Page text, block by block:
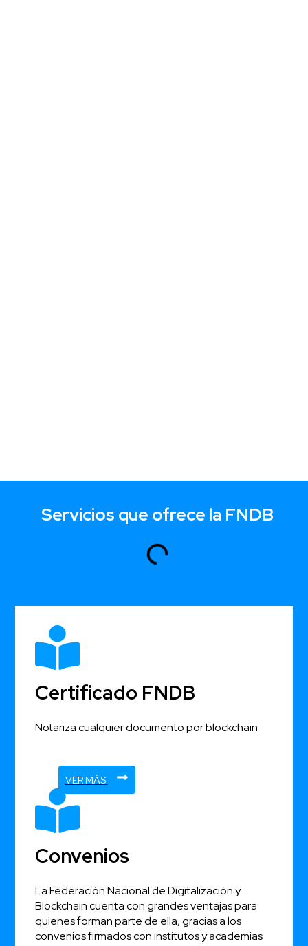
Servicios que ofrece la FNDB
Certificado FNDB
Notariza cualquier documento por blockchain
VER MÁS
Convenios
La Federación Nacional de Digitalización y
Blockchain cuenta con grandes ventajas para
quienes forman parte de ella, gracias a los
convenios firmados con institutos y academias